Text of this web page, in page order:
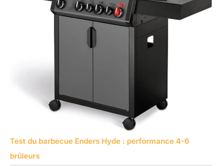
Test du barbecue Enders Hyde : performance 4-6
brûleurs